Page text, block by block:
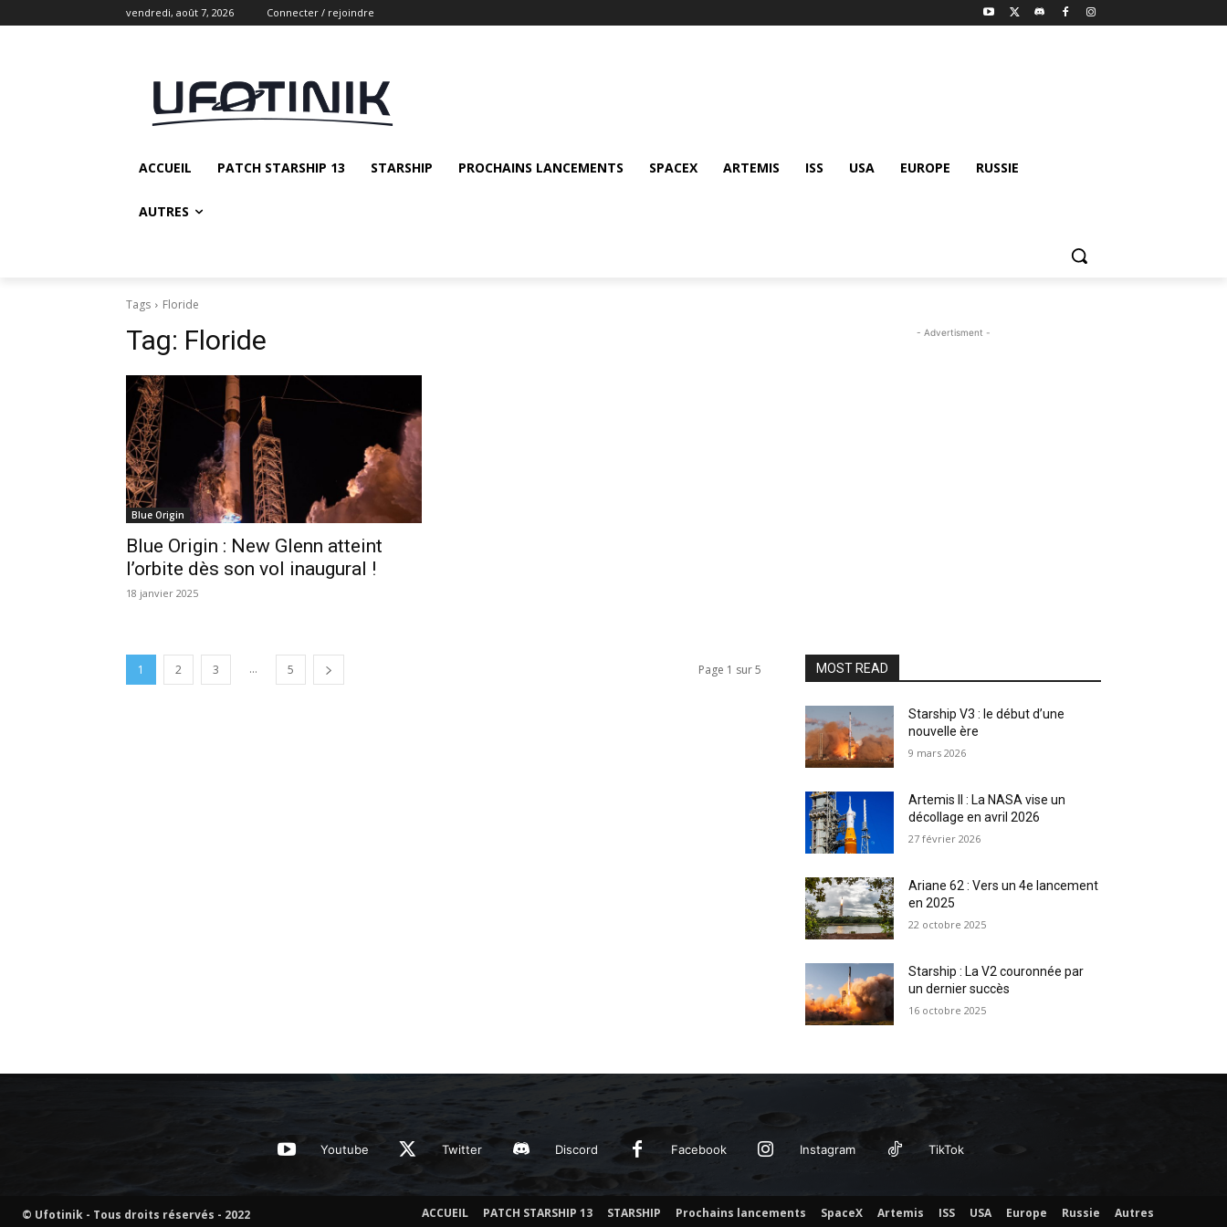
vendredi, août 7, 2026 Connecter / rejoindre
ACCUEIL PATCH STARSHIP 13 STARSHIP PROCHAINS LANCEMENTS SPACEX ARTEMIS ISS USA EUROPE RUSSIE
AUTRES
Tags Floride
Tag: Floride
Blue Origin
Blue Origin : New Glenn atteint
l’orbite dès son vol inaugural !
18 janvier 2025
1 2 3 ... 5 Page 1 sur 5
- Advertisment -
MOST READ
Starship V3 : le début d’une
nouvelle ère
9 mars 2026
Artemis II : La NASA vise un
décollage en avril 2026
27 février 2026
Ariane 62 : Vers un 4e lancement
en 2025
22 octobre 2025
Starship : La V2 couronnée par
un dernier succès
16 octobre 2025
Youtube Twitter Discord Facebook Instagram TikTok
© Ufotinik - Tous droits réservés - 2022 ACCUEIL PATCH STARSHIP 13 STARSHIP Prochains lancements SpaceX Artemis ISS USA Europe Russie Autres